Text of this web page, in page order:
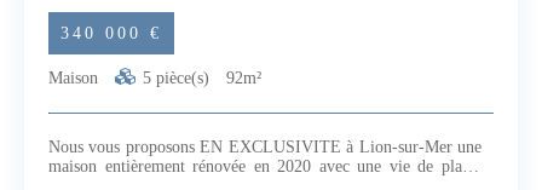
340 000 €
Maison 5 pièce(s) 92m²
Nous vous proposons EN EXCLUSIVITE à Lion-sur-Mer une
maison entièrement rénovée en 2020 avec une vie de plain-